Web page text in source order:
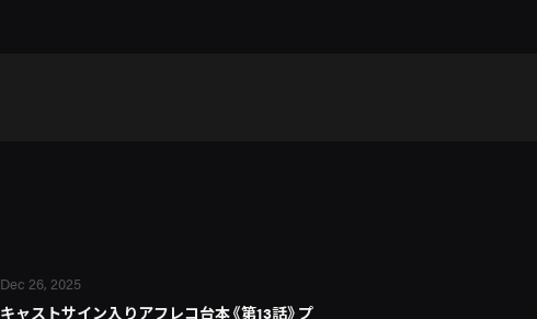
Dec 26, 2025
キャストサイン入りアフレコ台本《第13話》プ